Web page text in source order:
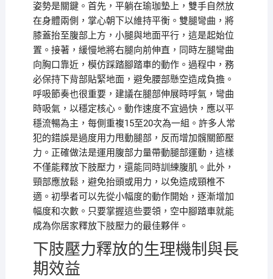
姿勢是關鍵。首先，平躺在瑜珈墊上，雙手自然放
在身體兩側，掌心朝下以維持平衡。雙腿彎曲，將
膝蓋抬至腹部上方，小腿與地面平行，這是起始位
置。接著，緩慢地將右腿向前伸直，同時左腿彎曲
向胸口靠近，模仿踩踏腳踏車的動作。過程中，務
必保持下背部貼緊地面，避免腰部懸空造成負擔。
呼吸節奏也很重要，建議在腿部伸展時呼氣，彎曲
時吸氣，以穩定核心。動作速度不宜過快，應以平
穩流暢為主，每側重複15至20次為一組。許多人常
犯的錯誤是過度用力甩動腿部，反而增加髖關節壓
力。正確做法是運用腹部力量帶動腿部運動，這樣
不僅能釋放下肢壓力，還能同時訓練腹肌。此外，
頸部應放鬆，避免抬頭或用力，以免造成頸椎不
適。初學者可以先從小幅度的動作開始，逐漸增加
幅度和次數。只要掌握這些要領，空中腳踏車就能
成為你居家釋放下肢壓力的最佳夥伴。
下肢壓力釋放的生理機制與長
期效益